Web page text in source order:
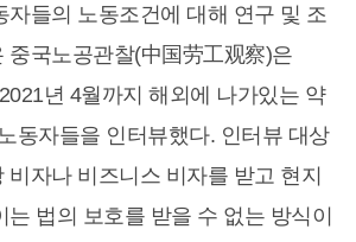
자들의 노동조건에 대해 연구 및 조
중국노공관찰(中国劳工观察)은
년 4월까지 해외에 나가있는 약
동자들을 인터뷰했다. 인터뷰 대상
비자나 비즈니스 비자를 받고 현지
는 법의 보호를 받을 수 없는 방식이